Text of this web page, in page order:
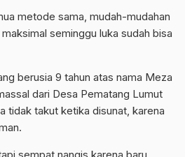
metode sama, mudah-mudahan
seminggu luka sudah bisa
berusia 9 tahun atas nama Meza
dari Desa Pematang Lumut
tidak takut ketika disunat, karena